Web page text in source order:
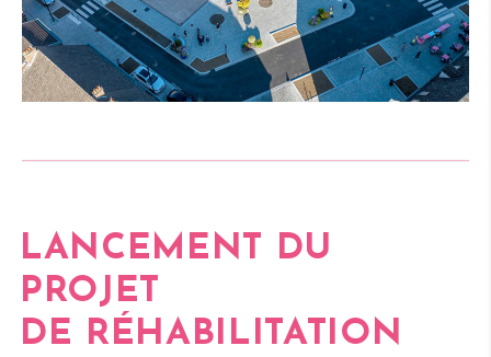
LANCEMENT DU
PROJET
DE RÉHABILITATION